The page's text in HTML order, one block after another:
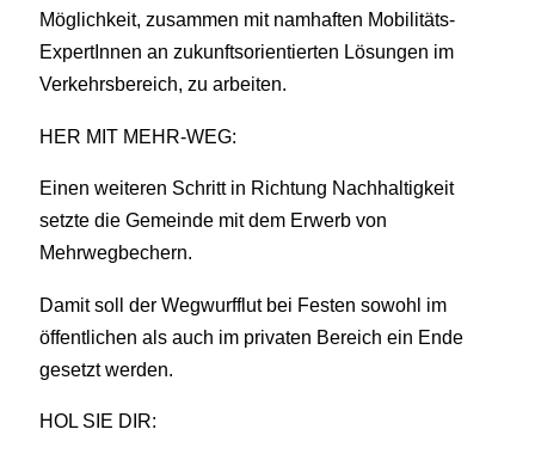
Möglichkeit, zusammen mit namhaften Mobilitäts-
ExpertInnen an zukunftsorientierten Lösungen im
Verkehrsbereich, zu arbeiten.
HER MIT MEHR-WEG:
Einen weiteren Schritt in Richtung Nachhaltigkeit
setzte die Gemeinde mit dem Erwerb von
Mehrwegbechern.
Damit soll der Wegwurfflut bei Festen sowohl im
öffentlichen als auch im privaten Bereich ein Ende
gesetzt werden.
HOL SIE DIR: